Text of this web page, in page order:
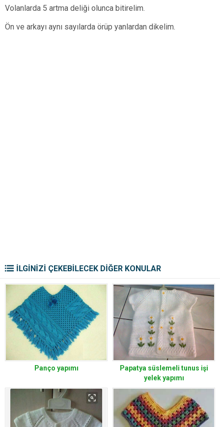
Volanlarda 5 artma deliği olunca bitirelim.
Ön ve arkayı aynı sayılarda örüp yanlardan dikelim.
İLGİNİZİ ÇEKEBİLECEK DİĞER KONULAR
Panço yapımı
Papatya süslemeli tunus işi
yelek yapımı